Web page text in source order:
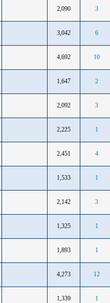
3
2,090
6
3,042
10
4,692
2
1,647
3
2,092
1
2,225
4
2,451
1
1,533
3
2,142
1
1,325
1
1,893
12
4,273
1
1,339